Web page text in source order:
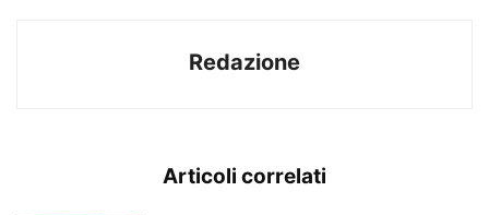
Redazione
Articoli correlati